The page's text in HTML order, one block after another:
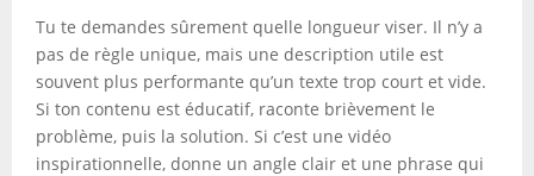
Tu te demandes sûrement quelle longueur viser. Il n’y a
pas de règle unique, mais une description utile est
souvent plus performante qu’un texte trop court et vide.
Si ton contenu est éducatif, raconte brièvement le
problème, puis la solution. Si c’est une vidéo
inspirationnelle, donne un angle clair et une phrase qui